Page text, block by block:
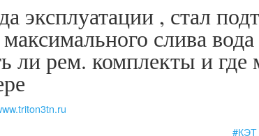
эксплуатации , стал
слива
ли рем. комплекты и
#КЭТ